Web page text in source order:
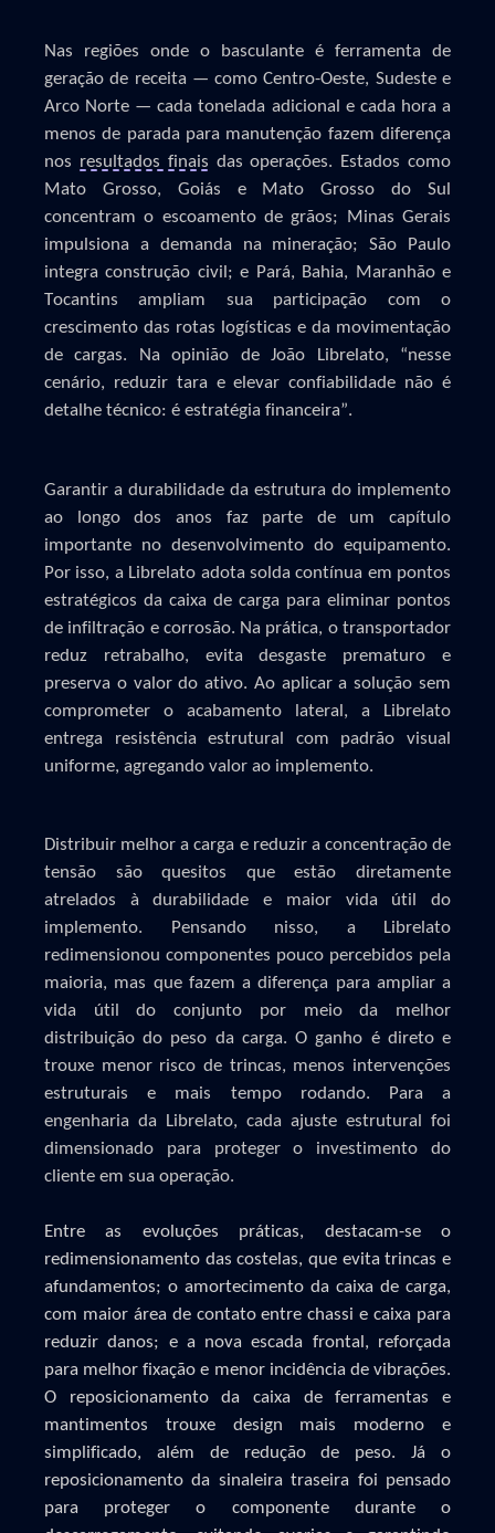
Nas regiões onde o basculante é ferramenta de
geração de receita — como Centro-Oeste, Sudeste e
Arco Norte — cada tonelada adicional e cada hora a
menos de parada para manutenção fazem diferença
nos resultados finais das operações. Estados como
Mato Grosso, Goiás e Mato Grosso do Sul
concentram o escoamento de grãos; Minas Gerais
impulsiona a demanda na mineração; São Paulo
integra construção civil; e Pará, Bahia, Maranhão e
Tocantins ampliam sua participação com o
crescimento das rotas logísticas e da movimentação
de cargas. Na opinião de João Librelato, “nesse
cenário, reduzir tara e elevar confiabilidade não é
detalhe técnico: é estratégia financeira”.
Garantir a durabilidade da estrutura do implemento
ao longo dos anos faz parte de um capítulo
importante no desenvolvimento do equipamento.
Por isso, a Librelato adota solda contínua em pontos
estratégicos da caixa de carga para eliminar pontos
de infiltração e corrosão. Na prática, o transportador
reduz retrabalho, evita desgaste prematuro e
preserva o valor do ativo. Ao aplicar a solução sem
comprometer o acabamento lateral, a Librelato
entrega resistência estrutural com padrão visual
uniforme, agregando valor ao implemento.
Distribuir melhor a carga e reduzir a concentração de
tensão são quesitos que estão diretamente
atrelados à durabilidade e maior vida útil do
implemento. Pensando nisso, a Librelato
redimensionou componentes pouco percebidos pela
maioria, mas que fazem a diferença para ampliar a
vida útil do conjunto por meio da melhor
distribuição do peso da carga. O ganho é direto e
trouxe menor risco de trincas, menos intervenções
estruturais e mais tempo rodando. Para a
engenharia da Librelato, cada ajuste estrutural foi
dimensionado para proteger o investimento do
cliente em sua operação.
Entre as evoluções práticas, destacam-se o
redimensionamento das costelas, que evita trincas e
afundamentos; o amortecimento da caixa de carga,
com maior área de contato entre chassi e caixa para
reduzir danos; e a nova escada frontal, reforçada
para melhor fixação e menor incidência de vibrações.
O reposicionamento da caixa de ferramentas e
mantimentos trouxe design mais moderno e
simplificado, além de redução de peso. Já o
reposicionamento da sinaleira traseira foi pensado
para proteger o componente durante o